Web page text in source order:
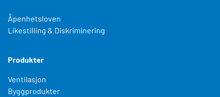
Åpenhetsloven
Likestilling & Diskriminering
Produkter
Ventilasjon
Byggprodukter